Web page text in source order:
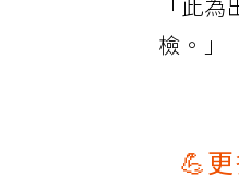
「此
檢。」
💪